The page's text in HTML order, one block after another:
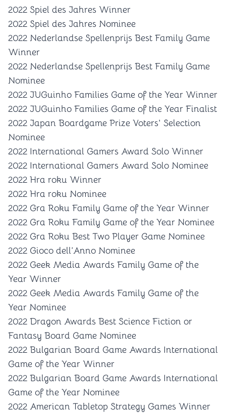
2022 Spiel des Jahres Winner
2022 Spiel des Jahres Nominee
2022 Nederlandse Spellenprijs Best Family Game
Winner
2022 Nederlandse Spellenprijs Best Family Game
Nominee
2022 JUGuinho Families Game of the Year Winner
2022 JUGuinho Families Game of the Year Finalist
2022 Japan Boardgame Prize Voters' Selection
Nominee
2022 International Gamers Award Solo Winner
2022 International Gamers Award Solo Nominee
2022 Hra roku Winner
2022 Hra roku Nominee
2022 Gra Roku Family Game of the Year Winner
2022 Gra Roku Family Game of the Year Nominee
2022 Gra Roku Best Two Player Game Nominee
2022 Gioco dell’Anno Nominee
2022 Geek Media Awards Family Game of the
Year Winner
2022 Geek Media Awards Family Game of the
Year Nominee
2022 Dragon Awards Best Science Fiction or
Fantasy Board Game Nominee
2022 Bulgarian Board Game Awards International
Game of the Year Winner
2022 Bulgarian Board Game Awards International
Game of the Year Nominee
2022 American Tabletop Strategy Games Winner